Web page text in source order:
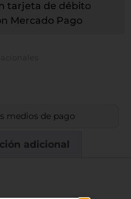
tarjeta de débito
Mercado Pago
medios de pago
adicional